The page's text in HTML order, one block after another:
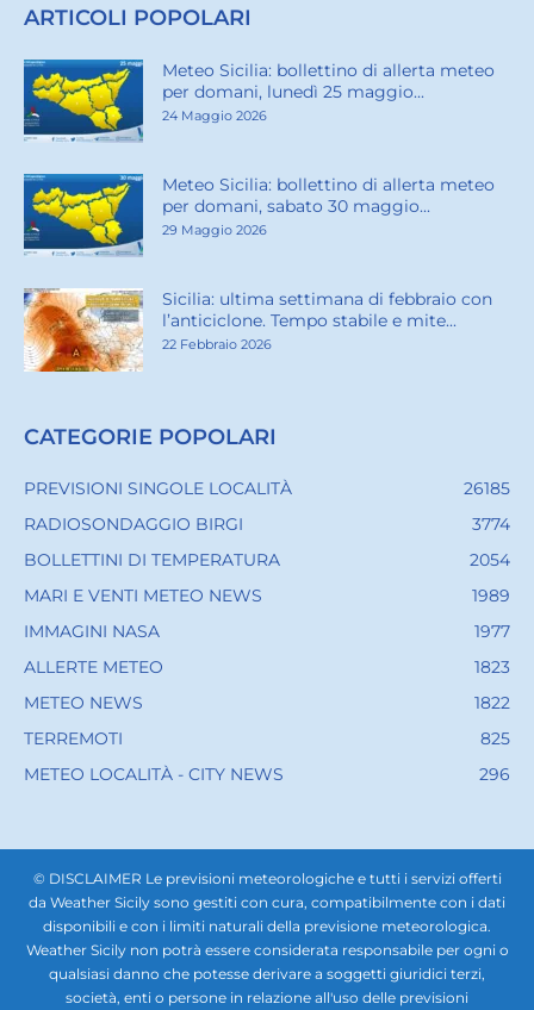
ARTICOLI POPOLARI
Meteo Sicilia: bollettino di allerta meteo
per domani, lunedì 25 maggio...
24 Maggio 2026
Meteo Sicilia: bollettino di allerta meteo
per domani, sabato 30 maggio...
29 Maggio 2026
Sicilia: ultima settimana di febbraio con
l’anticiclone. Tempo stabile e mite...
22 Febbraio 2026
CATEGORIE POPOLARI
PREVISIONI SINGOLE LOCALITÀ
26185
RADIOSONDAGGIO BIRGI
3774
BOLLETTINI DI TEMPERATURA
2054
MARI E VENTI METEO NEWS
1989
IMMAGINI NASA
1977
ALLERTE METEO
1823
METEO NEWS
1822
TERREMOTI
825
METEO LOCALITÀ - CITY NEWS
296
© DISCLAIMER Le previsioni meteorologiche e tutti i servizi offerti
da Weather Sicily sono gestiti con cura, compatibilmente con i dati
disponibili e con i limiti naturali della previsione meteorologica.
Weather Sicily non potrà essere considerata responsabile per ogni o
qualsiasi danno che potesse derivare a soggetti giuridici terzi,
società, enti o persone in relazione all'uso delle previsioni